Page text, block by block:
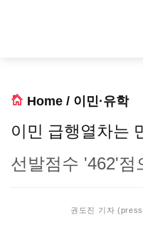
Home / 이민·유학
이민 급행열차는
선발점수 '462'점
권도진 기자